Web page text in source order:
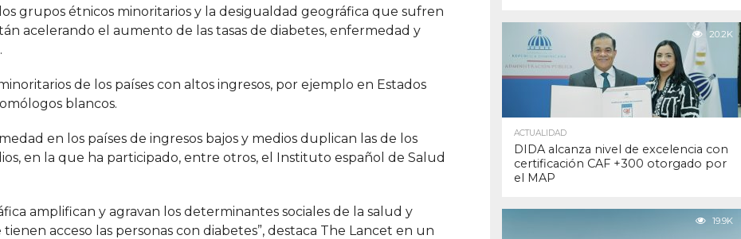
grupos étnicos minoritarios y la desigualdad geográfica que sufren
acelerando el aumento de las tasas de diabetes, enfermedad y
de los países con altos ingresos, por ejemplo en Estados
blancos.
en los países de ingresos bajos y medios duplican las de los
en la que ha participado, entre otros, el Instituto español de Salud
amplifican y agravan los determinantes sociales de la salud y
acceso las personas con diabetes”, destaca The Lancet en un
20.2K
ACTUALIDAD
DIDA alcanza nivel de excelencia con
certificación CAF +300 otorgado por
el MAP
19.9K